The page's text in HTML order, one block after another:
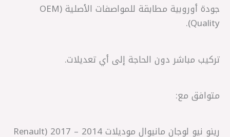
جودة أوروبية مطابقة للمواصفات الأصلية (OEM
Quality).
تركيب مباشر دون الحاجة إلى أي تعديلات.
متوافق مع:
رينو نيو لوجان مانيوال موديلات 2014 – 2017 (Renault